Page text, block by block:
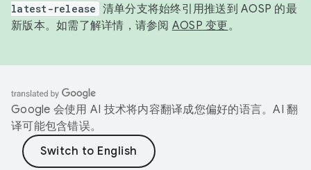
latest-release 清单分支将始终引用推送到 AOSP 的最
新版本。如需了解详情，请参阅 AOSP 变更。
Google 会使用 AI 技术将内容翻译成您偏好的语言。AI 翻
译可能包含错误。